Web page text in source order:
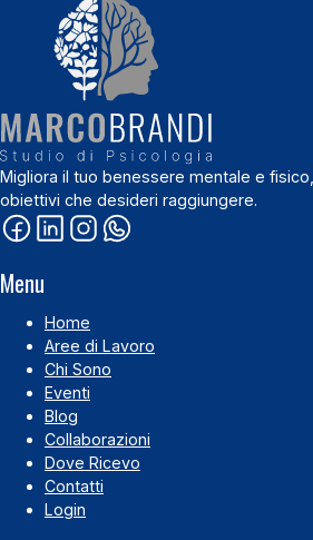
Migliora il tuo benessere mentale e
obiettivi che desideri raggiungere.
Menu
Home
Aree di Lavoro
Chi Sono
Eventi
Blog
Collaborazioni
Dove Ricevo
Contatti
Login